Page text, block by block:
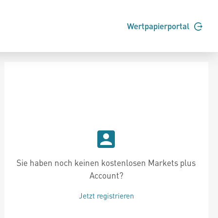
Wertpapierportal
Sie haben noch keinen kostenlosen Markets plus
Account?
Jetzt registrieren